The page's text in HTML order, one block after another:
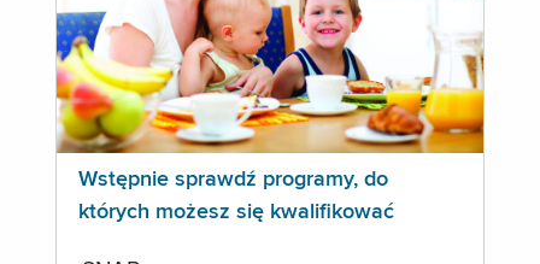
Wstępnie sprawdź programy, do
których możesz się kwalifikować